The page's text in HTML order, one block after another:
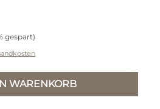
gespart)
WARENKORB